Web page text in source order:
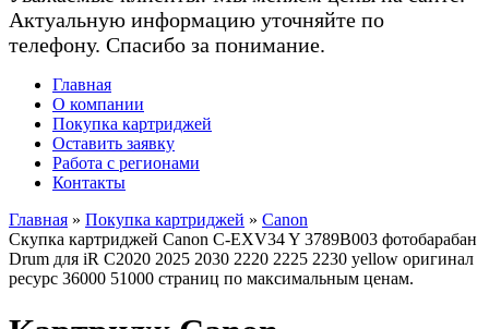
Актуальную информацию уточняйте по
телефону. Спасибо за понимание.
Главная
О компании
Покупка картриджей
Оставить заявку
Работа с регионами
Контакты
Главная » Покупка картриджей » Canon
Скупка картриджей Canon C-EXV34 Y 3789B003 фотобарабан
Drum для iR C2020 2025 2030 2220 2225 2230 yellow оригинал
ресурс 36000 51000 страниц по максимальным ценам.